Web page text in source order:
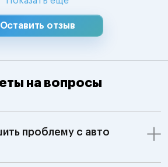
Оставить отзыв
на вопросы
проблему с авто